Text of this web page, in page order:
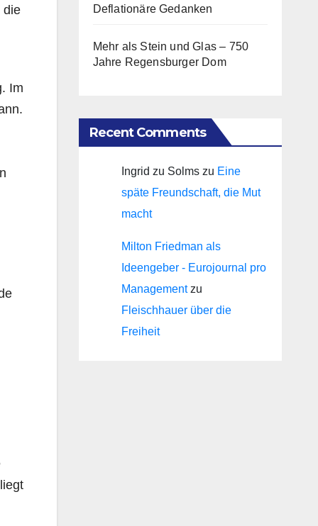
die
Im
Deflationäre Gedanken
Mehr als Stein und Glas – 750
Jahre Regensburger Dom
Recent Comments
Ingrid zu Solmszu Eine
späte Freundschaft, die Mut
macht
Milton Friedman als
Ideengeber - Eurojournal pro
Managementzu
Fleischhauer über die
Freiheit